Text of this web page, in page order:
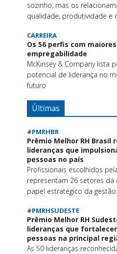
sozinho, mas os
qualidade, produtividade e
CARREIRA
Os 56 perfis com
empregabilidade
McKinsey & Company lista
potencial de liderança no
futuro
Últimas
#PMRHBR
Prêmio Melhor RH Brasil
lideranças que
pessoas no país
Profissionais escolhidos
representam 26 setores
papel estratégico da
#PMRHSUDESTE
Prêmio Melhor RH
lideranças que
pessoas na principal
As 50 lideranças